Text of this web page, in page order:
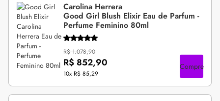
Carolina Herrera
Good Girl Blush Elixir Eau de Parfum -
Perfume Feminino 80ml
R$ 1.078,90
R$ 852,90
10x R$ 85,29
Compre